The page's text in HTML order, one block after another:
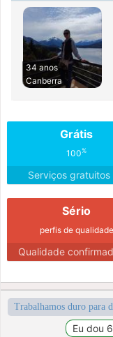
34 anos
Canberra
Grátis
100%
Serviços gratuitos
Sério
perfis de qualidade
Qualidade
Trabalhamos duro para